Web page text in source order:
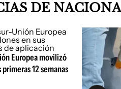
DE
Europea movilizó
12 semanas